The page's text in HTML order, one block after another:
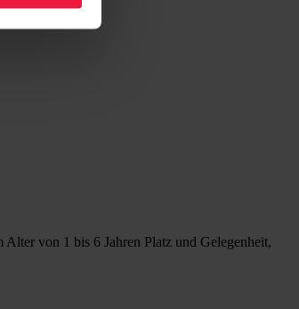
von 1 bis 6 Jahren Platz und Gelegenheit,